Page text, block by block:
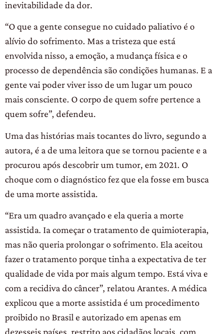
inevitabilidade da dor.
“O que a gente consegue no cuidado paliativo é o
alívio do sofrimento. Mas a tristeza que está
envolvida nisso, a emoção, a mudança física e o
processo de dependência são condições humanas. E a
gente vai poder viver isso de um lugar um pouco
mais consciente. O corpo de quem sofre pertence a
quem sofre”, defendeu.
Uma das histórias mais tocantes do livro, segundo a
autora, é a de uma leitora que se tornou paciente e a
procurou após descobrir um tumor, em 2021. O
choque com o diagnóstico fez que ela fosse em busca
de uma morte assistida.
“Era um quadro avançado e ela queria a morte
assistida. Ia começar o tratamento de quimioterapia,
mas não queria prolongar o sofrimento. Ela aceitou
fazer o tratamento porque tinha a expectativa de ter
qualidade de vida por mais algum tempo. Está viva e
com a recidiva do câncer”, relatou Arantes. A médica
explicou que a morte assistida é um procedimento
proibido no Brasil e autorizado em apenas em
dezesseis países, restrito aos cidadãos locais, com